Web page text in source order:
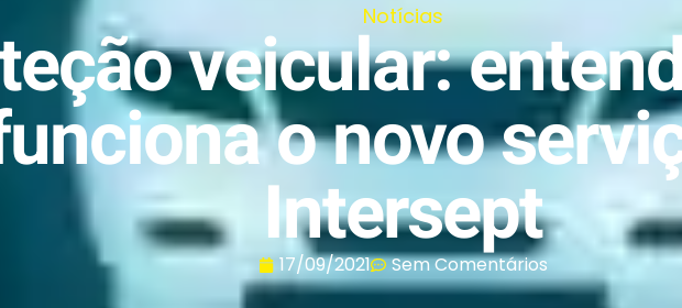
Notícias
veicular:
o novo
Intersept
17/09/2021 Sem Comentários